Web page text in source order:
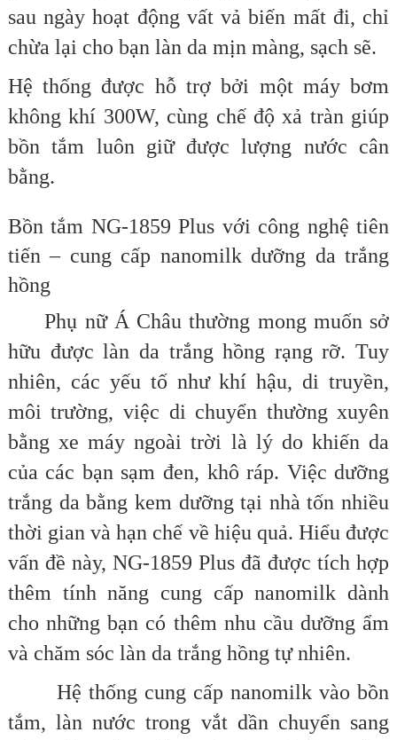
sau ngày hoạt động vất vả biến mất đi, chỉ
chừa lại cho bạn làn da mịn màng, sạch sẽ.
Hệ thống được hỗ trợ bởi một máy bơm
không khí 300W, cùng chế độ xả tràn giúp
bồn tắm luôn giữ được lượng nước cân
bằng.
Bồn tắm NG-1859 Plus với công nghệ tiên
tiến – cung cấp nanomilk dưỡng da trắng
hồng
Phụ nữ Á Châu thường mong muốn sở
hữu được làn da trắng hồng rạng rỡ. Tuy
nhiên, các yếu tố như khí hậu, di truyền,
môi trường, việc di chuyển thường xuyên
bằng xe máy ngoài trời là lý do khiến da
của các bạn sạm đen, khô ráp. Việc dưỡng
trắng da bằng kem dưỡng tại nhà tốn nhiều
thời gian và hạn chế về hiệu quả. Hiểu được
vấn đề này, NG-1859 Plus đã được tích hợp
thêm tính năng cung cấp nanomilk dành
cho những bạn có thêm nhu cầu dưỡng ẩm
và chăm sóc làn da trắng hồng tự nhiên.
Hệ thống cung cấp nanomilk vào bồn
tắm, làn nước trong vắt dần chuyển sang